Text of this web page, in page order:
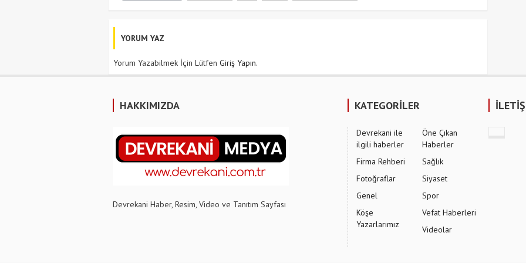
YORUM YAZ
Yorum Yazabilmek İçin Lütfen Giriş Yapın.
HAKKIMIZDA
Devrekani Haber, Resim, Video ve Tanıtım Sayfası
KATEGORİLER
Devrekani ile
ilgili haberler
Firma Rehberi
Fotoğraflar
Genel
Köşe
Yazarlarımız
Öne Çıkan
Haberler
Sağlık
Siyaset
Spor
Vefat Haberleri
Videolar